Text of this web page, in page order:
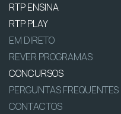
RTP ENSINA
RTP PLAY
EM DIRETO
REVER PROGRAMAS
CONCURSOS
PERGUNTAS FREQUENTES
CONTACTOS